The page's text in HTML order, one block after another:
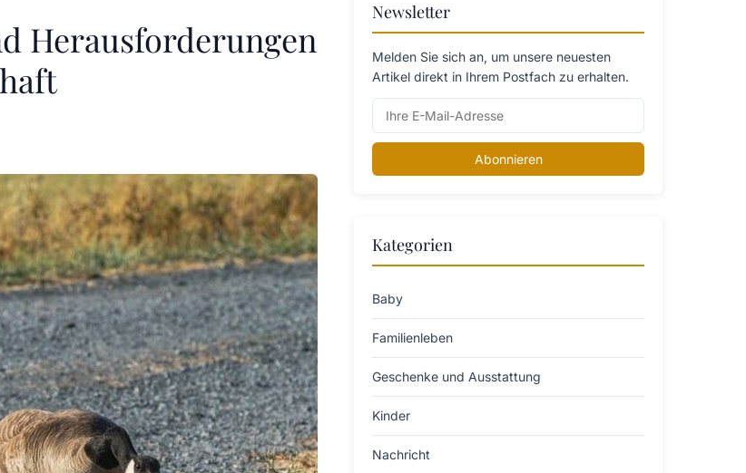
Herausforderungen
Newsletter
Melden Sie sich an, um unsere neuesten
Artikel direkt in Ihrem Postfach zu erhalten.
Abonnieren
Kategorien
Baby
Familienleben
Geschenke und Ausstattung
Kinder
Nachricht